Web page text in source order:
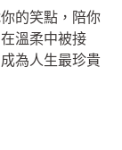
的笑點，陪你
溫柔中被接
為人生最珍貴